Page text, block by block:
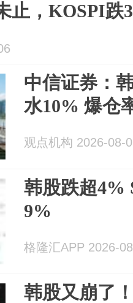
止，KOSPI跌
中信证券：
水10% 爆仓
观点机构 2026-08-
韩股跌超4%
9%
格隆汇APP 2026-
韩股又崩了